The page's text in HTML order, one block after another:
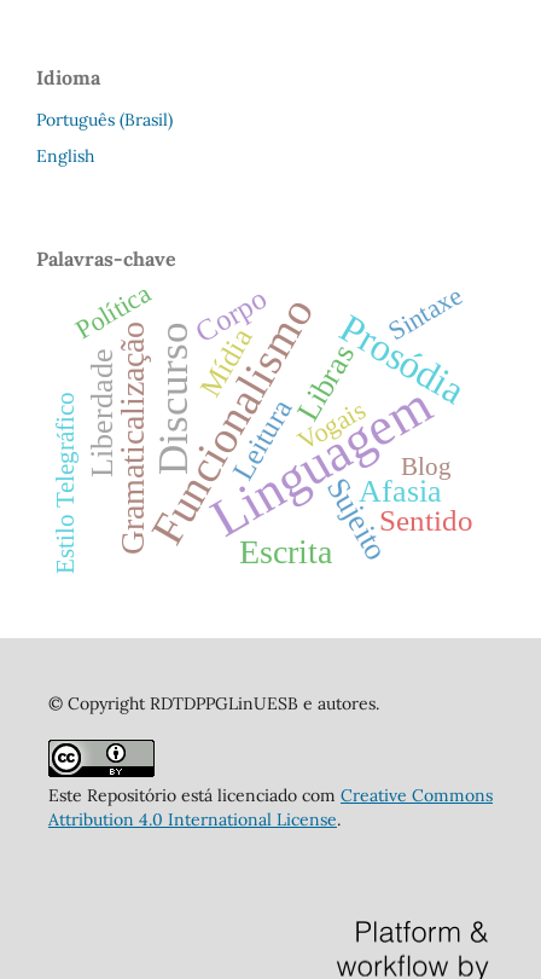
Idioma
Português (Brasil)
English
Palavras-chave
Linguagem
Funcionalismo
Discurso Prosódia
Escrita
Gramaticalização Libras
Liberdade
SujeitoAfasia
Leitura
Sentido
Mídia
Corpo
Vogais
Sintaxe
Política
Estilo Telegráfico Blog
© Copyright RDTDPPGLinUESB e autores.
Este Repositório está licenciado comCreative Commons
Attribution 4.0 International License.